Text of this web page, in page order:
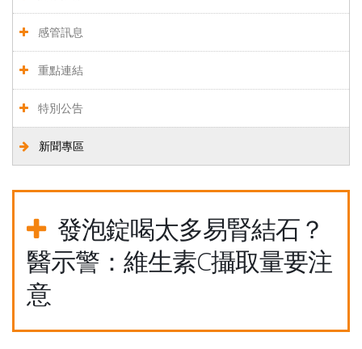
感管訊息
重點連結
特別公告
新聞專區
發泡錠喝太多易腎結石？
醫示警：維生素C攝取量要注
意